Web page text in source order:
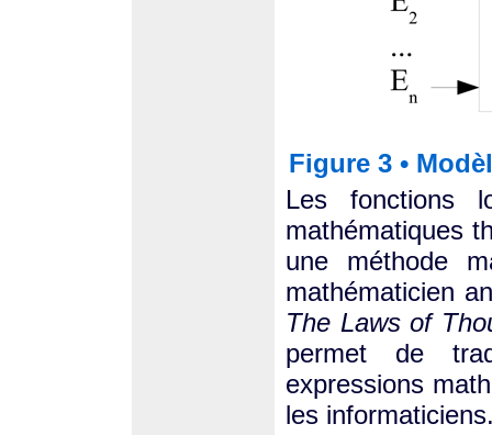
Figure 3 •
Les fonctions
mathématiques
une méthode
mathématicien
The Laws of
permet de
expressions
les